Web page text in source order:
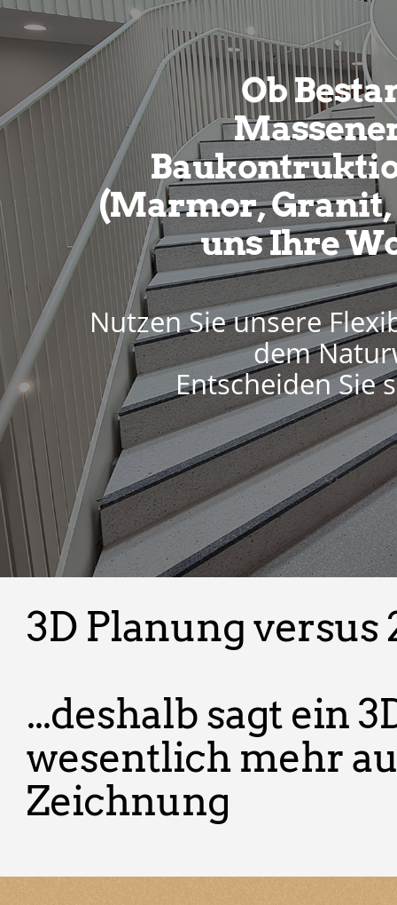
Ob
(Marmor, Granit,
uns Ihre
Nutzen Sie unsere
dem
Entscheiden Sie
3D Planung versus
...deshalb sagt ein
wesentlich mehr
Zeichnung